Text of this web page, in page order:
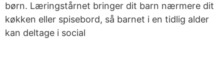
børn. Læringstårnet bringer dit barn nærmere dit
køkken eller spisebord, så barnet i en tidlig alder
kan deltage i social